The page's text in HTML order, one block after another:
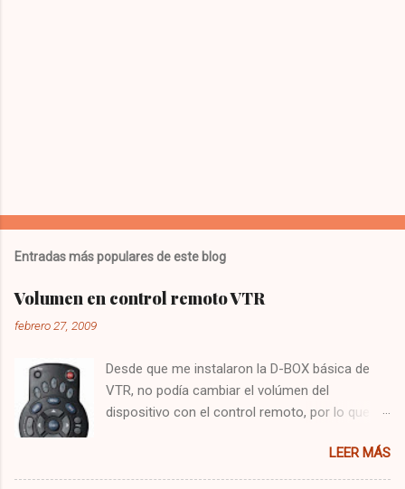
Entradas más populares de este blog
Volumen en control remoto VTR
febrero 27, 2009
Desde que me instalaron la D-BOX básica de
VTR, no podía cambiar el volúmen del
dispositivo con el control remoto, por lo que
audio, y el de VTR para cambiar los canales,
algo bastante molesto. Hoy me puse a buscar
LEER MÁS